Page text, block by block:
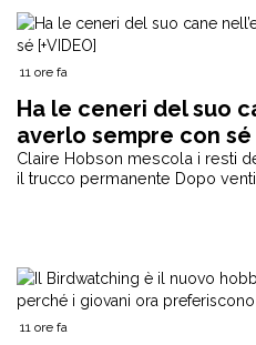
11 ore fa
Ha le ceneri del suo
averlo sempre con sé
Claire Hobson mescola i resti
il trucco permanente Dopo
11 ore fa